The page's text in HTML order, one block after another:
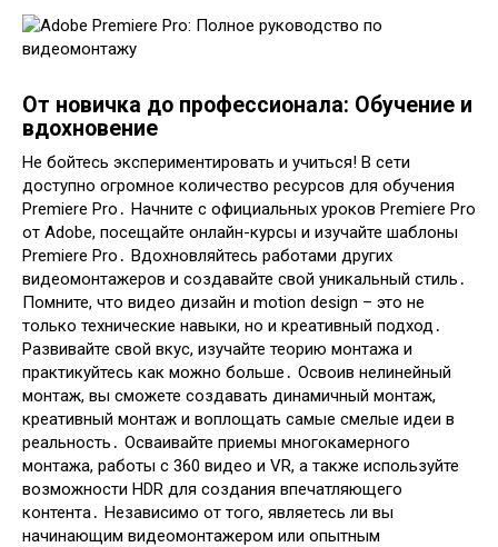
От новичка до профессионала: Обучение и
вдохновение
Не бойтесь экспериментировать и учиться! В сети
доступно огромное количество ресурсов для обучения
Premiere Pro․ Начните с официальных уроков Premiere Pro
от Adobe, посещайте онлайн-курсы и изучайте шаблоны
Premiere Pro․ Вдохновляйтесь работами других
видеомонтажеров и создавайте свой уникальный стиль․
Помните, что видео дизайн и motion design – это не
только технические навыки, но и креативный подход․
Развивайте свой вкус, изучайте теорию монтажа и
практикуйтесь как можно больше․ Освоив нелинейный
монтаж, вы сможете создавать динамичный монтаж,
креативный монтаж и воплощать самые смелые идеи в
реальность․ Осваивайте приемы многокамерного
монтажа, работы с 360 видео и VR, а также используйте
возможности HDR для создания впечатляющего
контента․ Независимо от того, являетесь ли вы
начинающим видеомонтажером или опытным